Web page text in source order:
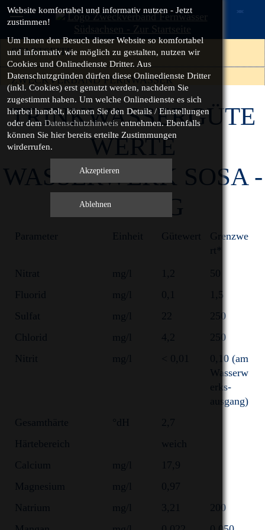
STARTSEITE
ZWECKVERBAND FERNWASSER
SÜDSACHSEN
FERNWASSERVERBUNDSYSTEM
SÜDSACHSEN
Rohwassergüte
Trinkwasseraufbereitung
Wasserwerk Carlsfeld
Wasserwerk Einsiedel
Wasserwerk Muldenberg
Wasserwerk Werda
Website komfortabel und informativ nutzen - Jetzt
zustimmen!
Um Ihnen den Besuch dieser Website sokomfortabel
und informativwie möglich zu gestalten, nutzen wir
Cookies und Onlinedienste Dritter. Aus
Datenschutzgründen dürfen diese Onlinedienste Dritter
(inkl. Cookies) erst genutzt werden, nachdem Sie
zugestimmt haben. Um welche Onlinedienste es sich
hierbei handelt, können Sie den Details / Einstellungen
oder demDatenschutzhinweisentnehmen. Ebenfalls
können Sie hier bereits erteilte Zustimmungen
wirderrufen.
TRINKWASSERGÜTE
WERTE
WASSERWERK SOSA -
AUSZUG
Parameter Einheit Gütewert
Grenzwe
rt*
Nitrat
mg/l 1,2
50
Fluorid
mg/l 0,1
1,5
Sulfat
mg/l 22
250
Chlorid
mg/l 4,2
250
Nitrit
mg/l < 0,01
0,10 (am
Wasserw
erks-
ausgang)
Gesamthärte
°dH
2,7
Härtebereich
weich
Calcium
mg/l
17,9
Magnesium
mg/l
0,97
Natrium
mg/l 3,21
200